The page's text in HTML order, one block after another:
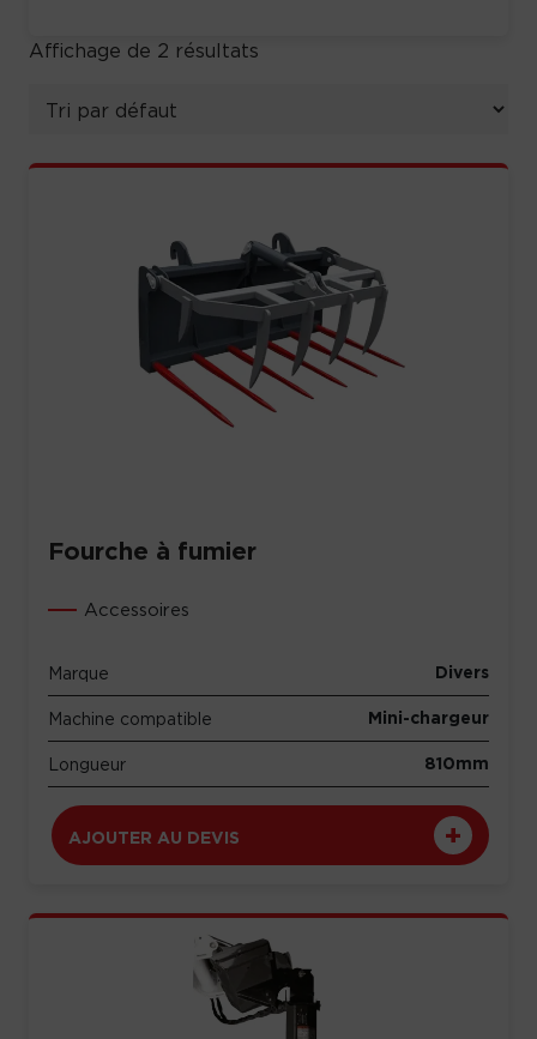
Affichage de 2 résultats
Fourche à fumier
Accessoires
Marque Divers
Machine compatible Mini-chargeur
Longueur 810mm
AJOUTER AU DEVIS